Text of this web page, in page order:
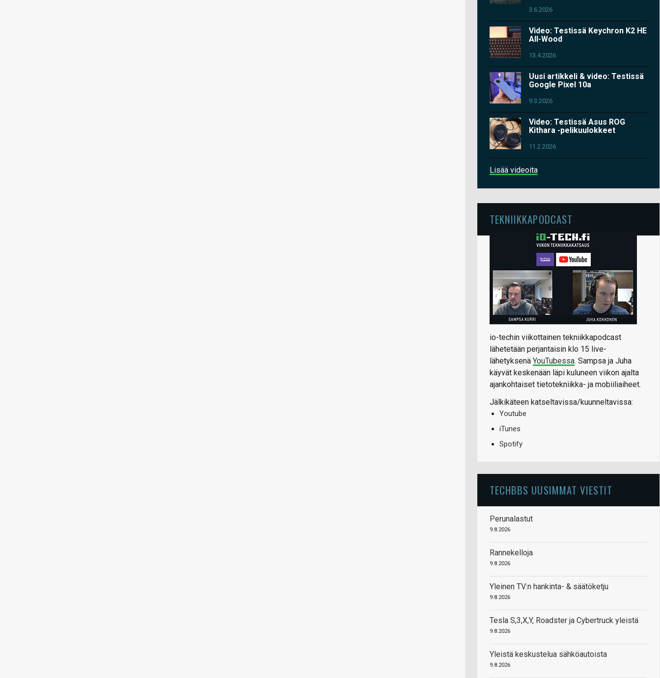
3.6.2026
Video: Testissä Keychron K2 HE
All-Wood
13.4.2026
Uusi artikkeli & video: Testissä
Google Pixel 10a
9.3.2026
Video: Testissä Asus ROG
Kithara -pelikuulokkeet
11.2.2026
Lisää videoita
TEKNIIKKAPODCAST
io-techin viikottainen tekniikkapodcast
lähetetään perjantaisin klo 15 live-
lähetyksenä YouTubessa. Sampsa ja Juha
käyvät keskenään läpi kuluneen viikon ajalta
ajankohtaiset tietotekniikka- ja mobiiliaiheet.
Jälkikäteen katseltavissa/kuunneltavissa:
Youtube
iTunes
Spotify
TECHBBS UUSIMMAT VIESTIT
Perunalastut
9.8.2026
Rannekelloja
9.8.2026
Yleinen TV:n hankinta- & säätöketju
9.8.2026
Tesla S,3,X,Y, Roadster ja Cybertruck yleistä
9.8.2026
Yleistä keskustelua sähköautoista
9.8.2026